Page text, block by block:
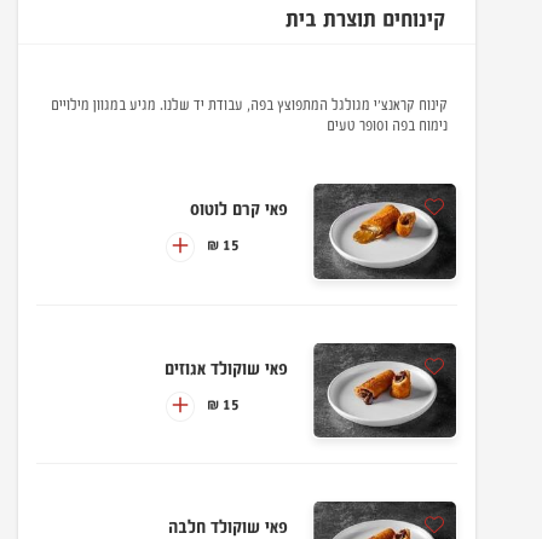
קינוחים תוצרת בית
קינוח קראנצ'י מגולגל המתפוצץ בפה, עבודת יד שלנו. מגיע במגוון מילויים
נימוח בפה וסופר טעים
פאי קרם לוטוס
15 ₪
פאי שוקולד אגוזים
15 ₪
פאי שוקולד חלבה